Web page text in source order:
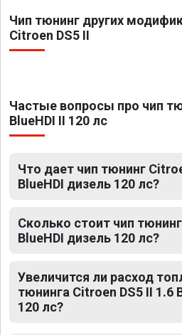
Чип тюнинг других
Citroen DS5 II
Частые вопросы про чип
BlueHDI II 120 лс
Что дает чип тюнинг
BlueHDI дизель 120 лс?
Сколько стоит чип
BlueHDI дизель 120 лс?
Увеличится ли расход
тюнинга Citroen DS5 II 1.6
120 лс?